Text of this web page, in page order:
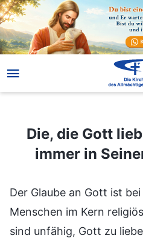
Die, die Gott
immer in
Der Glaube an Gott ist
Menschen im Kern
sind unfähig, Gott zu